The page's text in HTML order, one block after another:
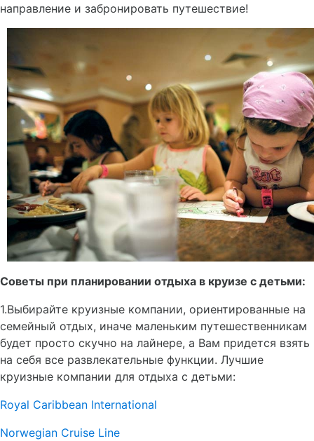
направление и забронировать путешествие!
Советы при планировании отдыха в круизе с детьми:
1.Выбирайте круизные компании, ориентированные на
семейный отдых, иначе маленьким путешественникам
будет просто скучно на лайнере, а Вам придется взять
на себя все развлекательные функции. Лучшие
круизные компании для отдыха с детьми:
Royal Caribbean International
Norwegian Cruise Line